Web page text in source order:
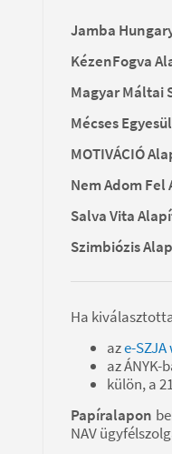
Jamba
KézenFogva
Magyar Máltai
Mécses
MOTIVÁCIÓ
Nem Adom
Salva Vita
Szimbiózis
Ha
aze-
az
külön, a
Papíralapon
NAV